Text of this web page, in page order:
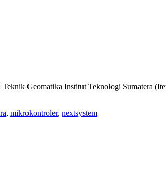
Geomatika Institut Teknologi Sumatera
, mikrokontroler, nextsystem